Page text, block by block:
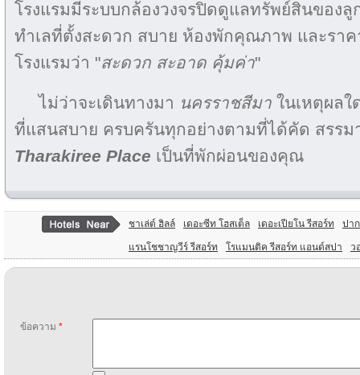
โรงแรมมีระบบกล้องวงจรปิดดูแลทรัพย์สินของ
ทำเลที่ตั้งสะดวก สบาย ห้องพักคุณภาพ และรา
โรงแรมว่า "สะดวก สะอาด คุ้มค่า"
ไม่ว่าจะเดินทางมา นครราชสีมา ในเหตุผล
ที่แสนสบาย ครบครันทุกอย่างตามที่ได้คัด สรรม
Tharakiree Place เป็นที่พักผ่อนของคุณ
ชาเล่ต์ ฮิลล์ เดอะซีท โฮสเต็ล เดอะเปียโน รีสอร์ท ปา
แรนโชชาญวีร์ รีสอร์ท โรแมนติค รีสอร์ท แอนด์สปา ว
ข้อความ *